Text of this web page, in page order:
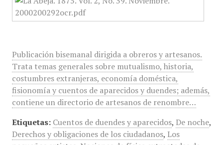
Publicación bisemanal dirigida a obreros y artesanos.
Trata temas generales sobre mutualismo, historia,
costumbres extranjeras, economía doméstica,
fisionomía y cuentos de aparecidos y duendes; además,
contiene un directorio de artesanos de renombre…
Etiquetas: Cuentos de duendes y aparecidos, De noche,
Derechos y obligaciones de los ciudadanos, Los